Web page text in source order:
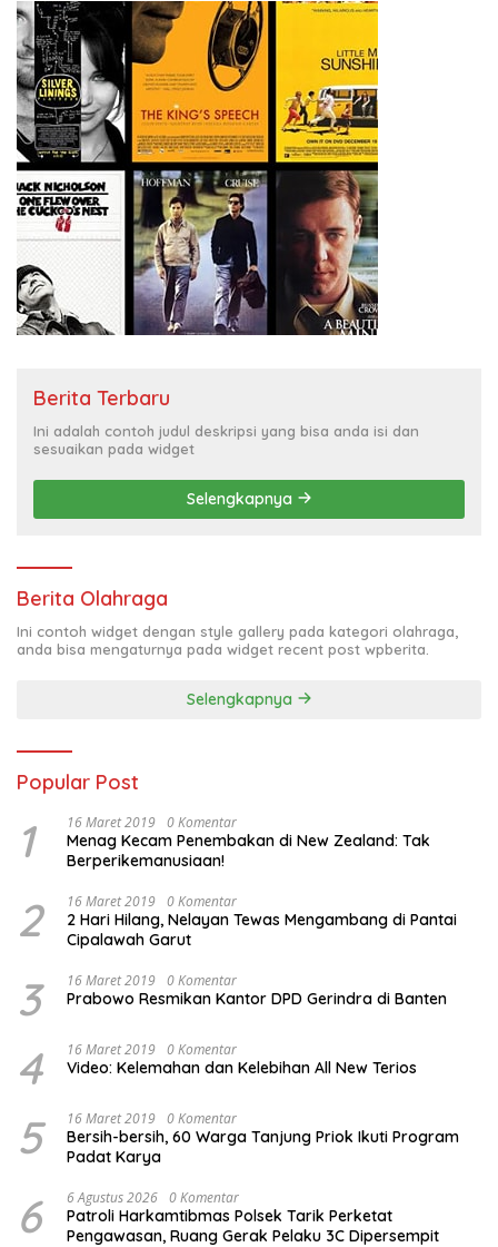
Berita Terbaru
Ini adalah contoh judul deskripsi yang bisa anda isi dan
sesuaikan pada widget
Selengkapnya
Berita Olahraga
Ini contoh widget dengan style gallery pada kategori olahraga,
anda bisa mengaturnya pada widget recent post wpberita.
Selengkapnya
Popular Post
1 16 Maret 2019 0 Komentar
Menag Kecam Penembakan di New Zealand: Tak
Berperikemanusiaan!
2 16 Maret 2019 0 Komentar
2 Hari Hilang, Nelayan Tewas Mengambang di Pantai
Cipalawah Garut
3 16 Maret 2019 0 Komentar
Prabowo Resmikan Kantor DPD Gerindra di Banten
4 16 Maret 2019 0 Komentar
Video: Kelemahan dan Kelebihan All New Terios
5 16 Maret 2019 0 Komentar
Bersih-bersih, 60 Warga Tanjung Priok Ikuti Program
Padat Karya
6 6 Agustus 2026 0 Komentar
Patroli Harkamtibmas Polsek Tarik Perketat
Pengawasan, Ruang Gerak Pelaku 3C Dipersempit